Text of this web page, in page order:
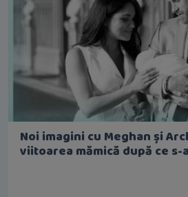
Noi imagini cu Meghan și
viitoarea mămică după ce s-